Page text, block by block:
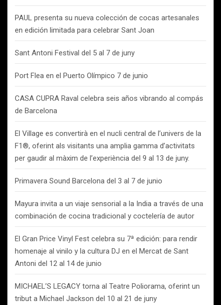
PAUL presenta su nueva colección de cocas artesanales
en edición limitada para celebrar Sant Joan
Sant Antoni Festival del 5 al 7 de juny
Port Flea en el Puerto Olímpico 7 de junio
CASA CUPRA Raval celebra seis años vibrando al compás
de Barcelona
El Village es convertirà en el nucli central de l’univers de la
F1®, oferint als visitants una amplia gamma d’activitats
per gaudir al màxim de l’experiència del 9 al 13 de juny.
Primavera Sound Barcelona del 3 al 7 de junio
Mayura invita a un viaje sensorial a la India a través de una
combinación de cocina tradicional y coctelería de autor
El Gran Price Vinyl Fest celebra su 7ª edición: para rendir
homenaje al vinilo y la cultura DJ en el Mercat de Sant
Antoni del 12 al 14 de junio
MICHAEL’S LEGACY torna al Teatre Poliorama, oferint un
tribut a Michael Jackson del 10 al 21 de juny